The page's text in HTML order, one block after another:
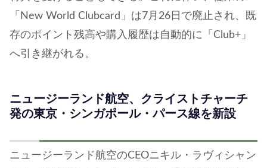
「New World Clubcard」は7月26日で廃止され、既
存のポイント残高や購入履歴は自動的に「Club+」
へ引き継がれる。
ニュージーランド航空、クライストチャーチ
発の東京・シンガポール・パース線を新設
ニュージーランド航空のCEOニキル・ラヴィシャン